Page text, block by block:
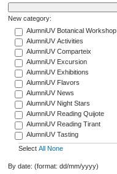
New category:
AlumniUV Botanical Workshop
AlumniUV Activities
AlumniUV Comparteix
AlumniUV Excursion
AlumniUV Exhibitions
AlumniUV Flavors
AlumniUV News
AlumniUV Night Stars
AlumniUV Reading Quijote
AlumniUV Reading Tirant
AlumniUV Tasting
Select All None
By date: (format: dd/mm/yyyy)